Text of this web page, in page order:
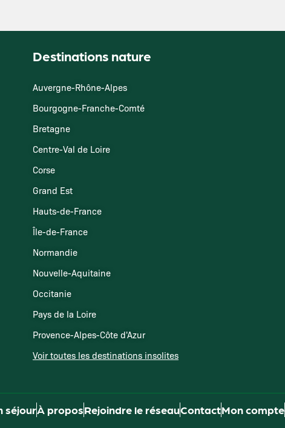
Destinations nature
Auvergne-Rhône-Alpes
Bourgogne-Franche-Comté
Bretagne
Centre-Val de Loire
Corse
Grand Est
Hauts-de-France
Île-de-France
Normandie
Nouvelle-Aquitaine
Occitanie
Pays de la Loire
Provence-Alpes-Côte d'Azur
Voir toutes les destinations insolites
séjourÀ proposRejoindre le réseauContactMon compte